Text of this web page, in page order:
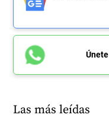
Las más leídas